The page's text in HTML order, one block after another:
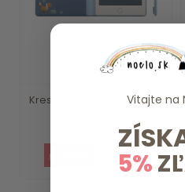
Kresliaci tablet Blue Forest
15.79 €
Vitajte na
5%